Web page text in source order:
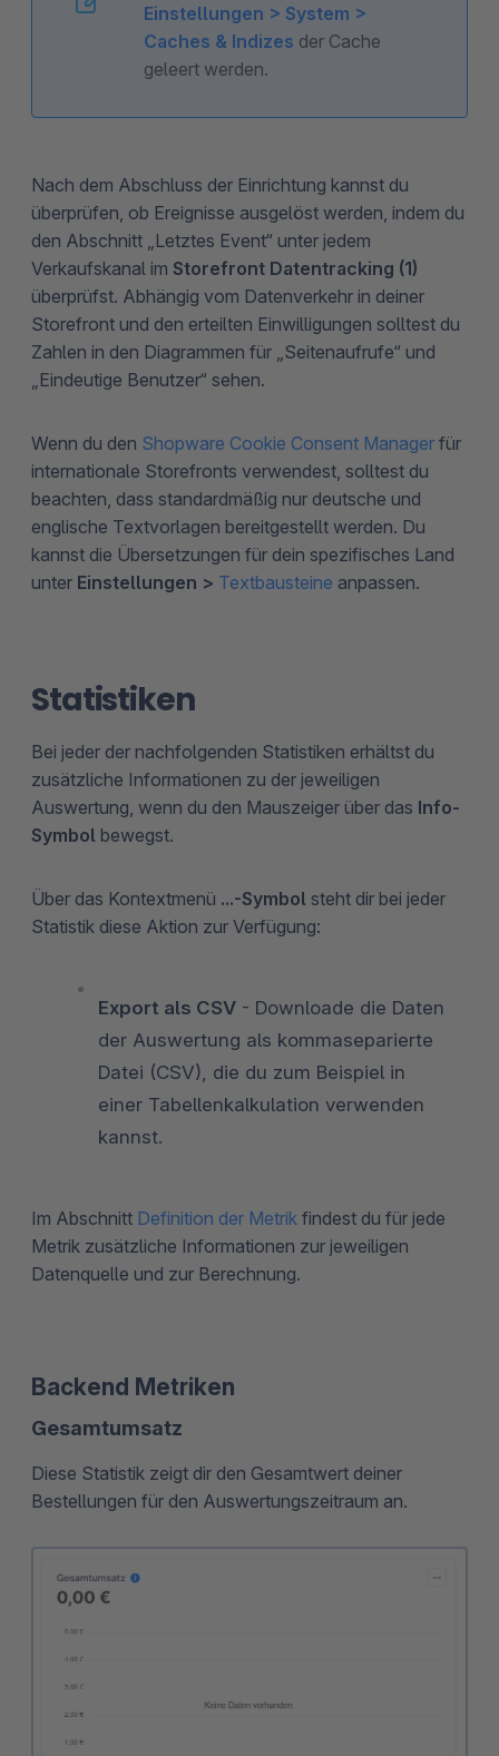
Einstellungen > System >
Caches & Indizes der Cache
geleert werden.
Nach dem Abschluss der Einrichtung kannst du
überprüfen, ob Ereignisse ausgelöst werden, indem du
den Abschnitt „Letztes Event“ unter jedem
Verkaufskanal im Storefront Datentracking (1)
überprüfst. Abhängig vom Datenverkehr in deiner
Storefront und den erteilten Einwilligungen solltest du
Zahlen in den Diagrammen für „Seitenaufrufe“ und
„Eindeutige Benutzer“ sehen.
Wenn du den Shopware Cookie Consent Manager für
internationale Storefronts verwendest, solltest du
beachten, dass standardmäßig nur deutsche und
englische Textvorlagen bereitgestellt werden. Du
kannst die Übersetzungen für dein spezifisches Land
unter Einstellungen > Textbausteine anpassen.
Statistiken
Bei jeder der nachfolgenden Statistiken erhältst du
zusätzliche Informationen zu der jeweiligen
Auswertung, wenn du den Mauszeiger über das Info-
Symbol bewegst.
Über das Kontextmenü ...-Symbol steht dir bei jeder
Statistik diese Aktion zur Verfügung:
Export als CSV - Downloade die Daten
der Auswertung als kommaseparierte
Datei (CSV), die du zum Beispiel in
einer Tabellenkalkulation verwenden
kannst.
Im Abschnitt Definition der Metrik findest du für jede
Metrik zusätzliche Informationen zur jeweiligen
Datenquelle und zur Berechnung.
Backend Metriken
Gesamtumsatz
Diese Statistik zeigt dir den Gesamtwert deiner
Bestellungen für den Auswertungszeitraum an.